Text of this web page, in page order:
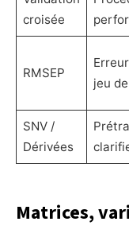
croisée
RMSEP
jeu
SNV /
Dérivées
Matrices,